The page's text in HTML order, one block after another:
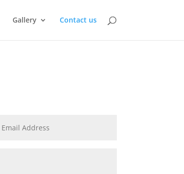
Gallery Contact us